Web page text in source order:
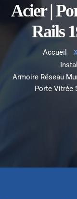
Acier |
Rails
Accueil
Armoire Réseau
Porte Vitrée